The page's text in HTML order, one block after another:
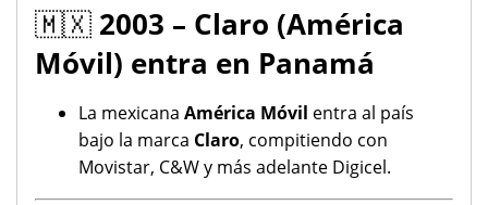
🇲🇽 2003 – Claro (América
Móvil) entra en Panamá
La mexicana América Móvil entra al país
bajo la marca Claro, compitiendo con
Movistar, C&W y más adelante Digicel.